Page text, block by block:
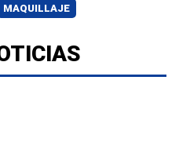
MAQUILLAJE